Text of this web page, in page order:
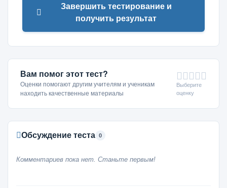
Завершить тестирование и
получить результат
Вам помог этот тест?
Оценки помогают другим учителям и ученикам
находить качественные материалы
Выберите
оценку
Обсуждение теста 0
Комментариев пока нет. Станьте первым!